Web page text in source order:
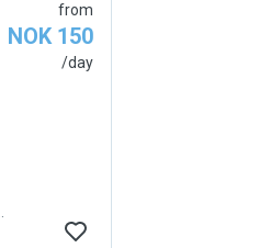
from
NOK 150
/day